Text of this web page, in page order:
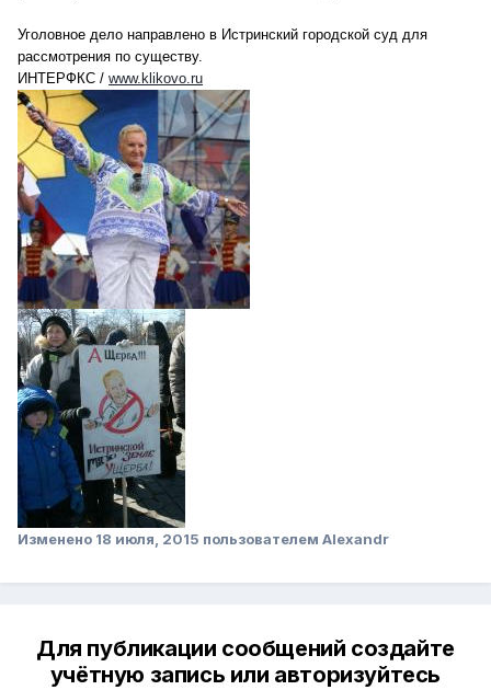
Уголовное дело направлено в Истринский городской суд для
рассмотрения по существу.
ИНТЕРФКС / www.klikovo.ru
Изменено 18 июля, 2015 пользователем Alexandr
Для публикации сообщений создайте
учётную запись или авторизуйтесь